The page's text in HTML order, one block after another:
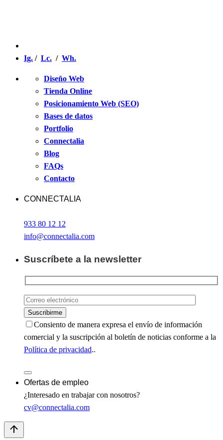
Ig. / Lc. / Wh.
Diseño Web
Tienda Online
Posicionamiento Web (SEO)
Bases de datos
Portfolio
Connectalia
Blog
FAQs
Contacto
CONNECTALIA
933 80 12 12
info@connectalia.com
Suscríbete a la newsletter
Consiento de manera expresa el envío de información
comercial y la suscripción al boletín de noticias conforme a la
Política de privacidad..
Ofertas de empleo
¿Interesado en trabajar con nosotros?
cv@connectalia.com